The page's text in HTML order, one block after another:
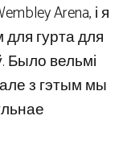
Arena, і я
гурта для
Было вельмі
з гэтым мы